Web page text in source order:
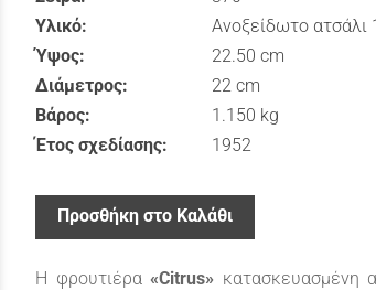
Υλικό:
Ανοξείδωτο ατσάλι
Ύψος:
22.50 cm
Διάμετρος:
22 cm
Βάρος:
1.150 kg
Έτος σχεδίασης:
1952
Προσθήκη στο Καλάθι
Η φρουτιέρα «Citrus» κατασκευασμένη